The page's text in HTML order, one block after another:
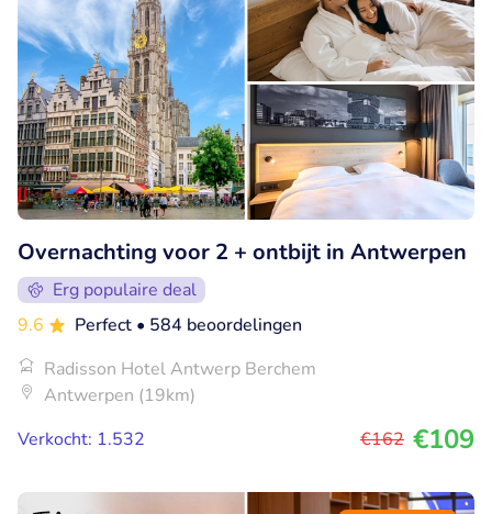
Overnachting voor 2 + ontbijt in Antwerpen
Erg populaire deal
9.6
Perfect • 584 beoordelingen
Radisson Hotel Antwerp Berchem
Antwerpen (19km)
Verkocht: 1.532
€162 €109